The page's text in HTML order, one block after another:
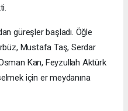
güreşler başladı. Öğle
Mustafa Taş, Serdar
Kan, Feyzullah Aktürk
için er meydanına